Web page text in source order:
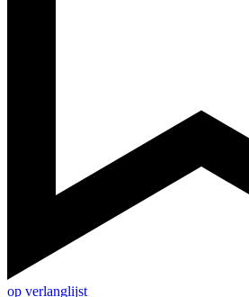
op verlanglijst